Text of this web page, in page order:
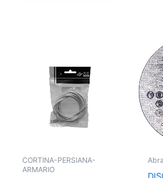
CORTINA-PERSIANA-
ARMARIO